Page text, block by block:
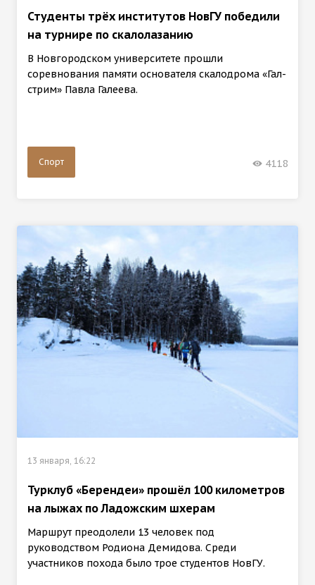
Студенты трёх институтов НовГУ победили
на турнире по скалолазанию
В Новгородском университете прошли
соревнования памяти основателя скалодрома «Гал-
стрим» Павла Галеева.
Спорт 4118
13 января, 16:22
Турклуб «Берендеи» прошёл 100 километров
на лыжах по Ладожским шхерам
Маршрут преодолели 13 человек под
руководством Родиона Демидова. Среди
участников похода было трое студентов НовГУ.